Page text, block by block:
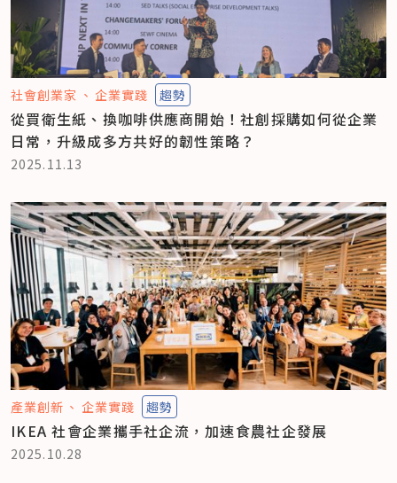
社會創業家 企業實踐 趨勢
從買衛生紙、換咖啡供應商開始！社創採購如何從企業
日常，升級成多方共好的韌性策略？
2025.11.13
產業創新 企業實踐 趨勢
IKEA 社會企業攜手社企流，加速食農社企發展
2025.10.28